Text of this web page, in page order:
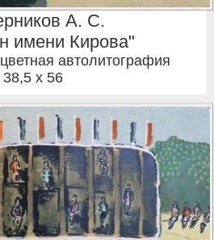
А. С.
имени Кирова"
автолитография
38,5 x 56